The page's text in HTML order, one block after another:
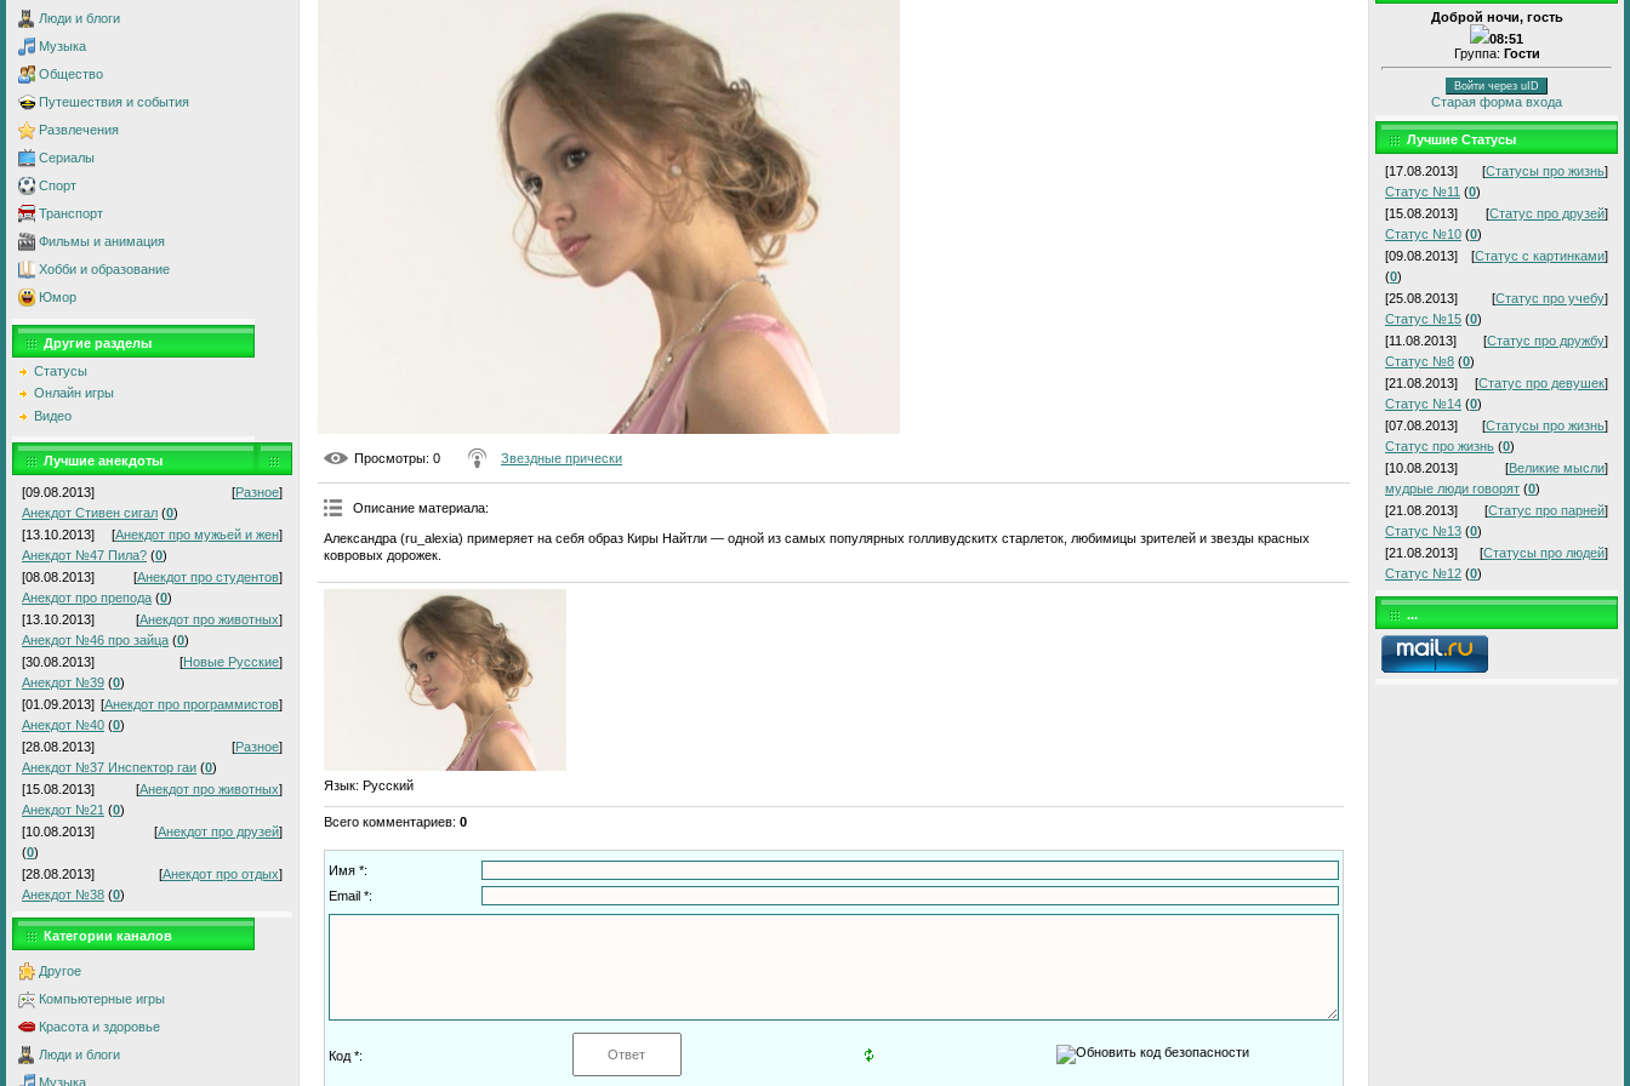
Люди и блоги
Музыка
Общество
Путешествия и события
Развлечения
Сериалы
Спорт
Транспорт
Фильмы и анимация
Хобби и образование
Юмор
Другие разделы
Статусы
Онлайн игры
Видео
Лучшие анекдоты
[09.08.2013] [Разное]
Анекдот Стивен сигал (0)
[13.10.2013]
[Анекдот про мужьей и жен]
Анекдот №47 Пила? (0)
[08.08.2013]
[Анекдот про студентов]
Анекдот про препода (0)
[13.10.2013]
[Анекдот про животных]
Анекдот №46 про зайца (0)
[30.08.2013]
[Новые Русские]
Анекдот №39 (0)
[01.09.2013] [Анекдот про программистов]
Анекдот №40 (0)
[28.08.2013]
[Разное]
Анекдот №37 Инспектор гаи (0)
[15.08.2013]
[Анекдот про животных]
Анекдот №21 (0)
[10.08.2013]
[Анекдот про друзей]
(0)
[28.08.2013]
[Анекдот про отдых]
Анекдот №38 (0)
Категории каналов
Другое
Компьютерные игры
Красота и здоровье
Люди и блоги
Музыка
Просмотры: 0 Звездные прически
Описание материала:
Александра (ru_alexia) примеряет на себя образ Киры Найтли — одной из самых популярных голливудскитх старлеток, любимицы зрителей и звезды красных
ковровых дорожек.
Язык: Русский
Всего комментариев: 0
Имя *:
Email *:
Код *:
Доброй ночи, гость
08:51
Группа: Гости
Войти через uID
Старая форма входа
Лучшие Статусы
[17.08.2013] [Статусы про жизнь]
Статус №11 (0)
[15.08.2013]
[Статус про друзей]
Статус №10 (0)
[09.08.2013]
[Статус с картинками]
(0)
[25.08.2013]
[Статус про учебу]
Статус №15 (0)
[11.08.2013]
[Статус про дружбу]
Статус №8 (0)
[21.08.2013]
[Статус про девушек]
Статус №14 (0)
[07.08.2013]
[Статусы про жизнь]
Статус про жизнь (0)
[10.08.2013]
[Великие мысли]
мудрые люди говорят (0)
[21.08.2013]
[Статус про парней]
Статус №13 (0)
[21.08.2013]
[Статусы про людей]
Статус №12 (0)
...